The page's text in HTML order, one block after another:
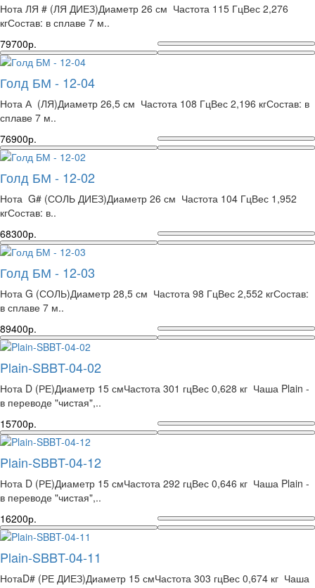
Нота ЛЯ # (ЛЯ ДИЕЗ)Диаметр 26 см Частота 115 ГцВес 2,276
кгСостав: в сплаве 7 м..
79700р.
Голд БМ - 12-04
Нота А (ЛЯ)Диаметр 26,5 см Частота 108 ГцВес 2,196 кгСостав: в
сплаве 7 м..
76900р.
Голд БМ - 12-02
Нота G# (СОЛЬ ДИЕЗ)Диаметр 26 см Частота 104 ГцВес 1,952
кгСостав: в..
68300р.
Голд БМ - 12-03
Нота G (СОЛЬ)Диаметр 28,5 см Частота 98 ГцВес 2,552 кгСостав:
в сплаве 7 м..
89400р.
Plain-SBBT-04-02
Нота D (РЕ)Диаметр 15 смЧастота 301 гцВес 0,628 кг Чаша Plain -
в переводе "чистая",..
15700р.
Plain-SBBT-04-12
Нота D (РЕ)Диаметр 15 смЧастота 292 гцВес 0,646 кг Чаша Plain -
в переводе "чистая",..
16200р.
Plain-SBBT-04-11
НотаD# (РЕ ДИЕЗ)Диаметр 15 смЧастота 303 гцВес 0,674 кг Чаша